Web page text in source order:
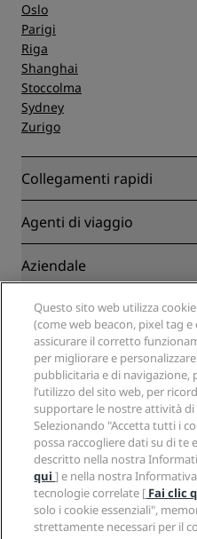
Oslo
Parigi
Riga
Shanghai
Stoccolma
Sydney
Zurigo
Collegamenti rapidi
Radisson Rewards
Blog
Destinazioni
APP Radisson Hotels
Hotel Approvati per sport
Hotel per famiglie
Salute e sicurezza
Agenti di viaggio
Partner
Agenti di viaggio
Aziendale
Radisson Hotel Group
Media
Opportunità di lavoro in RHG
Opportunità di lavoro in PPHE
Opportunità di lavoro in EHL
The Club by RHG
Opportunità di sviluppo
Responsible Business
Approvvigionamento
Note legali
Centro sulla privacy
Note legali
Termini e condizioni di
Termini e condizioni di
Accessibilità digitale
Dichiarazione sulla schiavitù
Aiuto
Avvisi per i consumatori
Contatti
Domande frequenti
Mappa del sito
Social media
Marchi Radisson Hotels
Questo sito web utilizza
(come web beacon, pixel tag e
assicurare il corretto
per migliorare e
pubblicitaria e di navigazione,
l’utilizzo del sito web, per
supportare le nostre attività
Selezionando "Accetta tutti i
possa raccogliere dati su di te
descritto nella nostra
qui] e nella nostra
tecnologie correlate [ Fai clic
solo i cookie essenziali",
strettamente necessari per il